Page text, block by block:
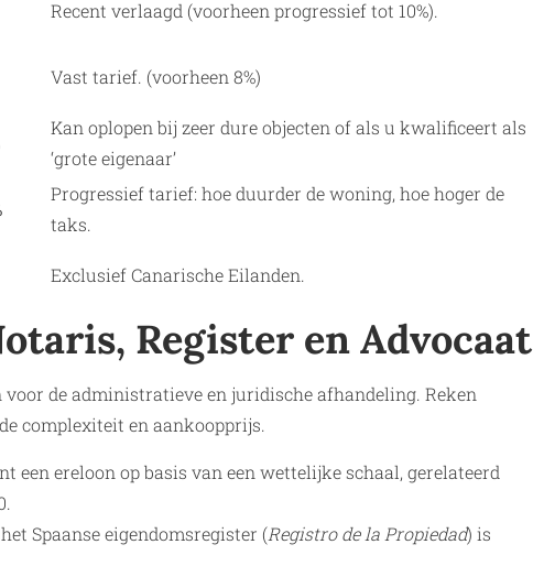
Recent verlaagd (voorheen progressief tot 10%).
Vast tarief. (voorheen 8%)
Kan oplopen bij zeer dure objecten of als u kwalificeert als
‘grote eigenaar’
Progressief tarief: hoe duurder de woning, hoe hoger de
taks.
Exclusief Canarische Eilanden.
Register en Advocaat
de administratieve en juridische afhandeling. Reken
complexiteit en aankoopprijs.
een ereloon op basis van een wettelijke schaal, gerelateerd
Spaanse eigendomsregister (Registro de la Propiedad) is